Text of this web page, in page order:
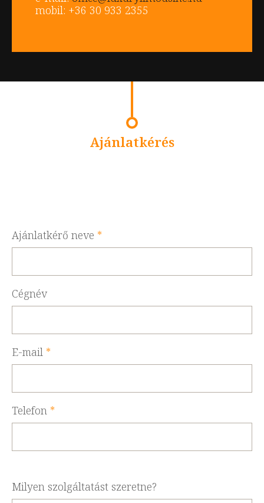
mobil: +36 30 933 2355
Ajánlatkérés
Ajánlatkérő neve *
Cégnév
E-mail *
Telefon *
Milyen szolgáltatást szeretne?